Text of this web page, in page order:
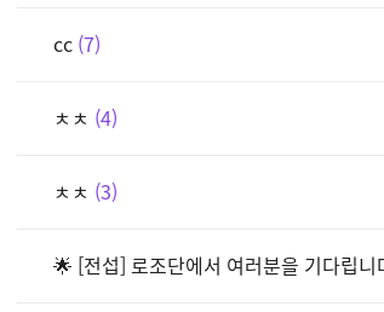
cc 7
ㅊㅊ 4
ㅊㅊ 3
🌟 [전섭] 로조단에서 여러분을 기다립